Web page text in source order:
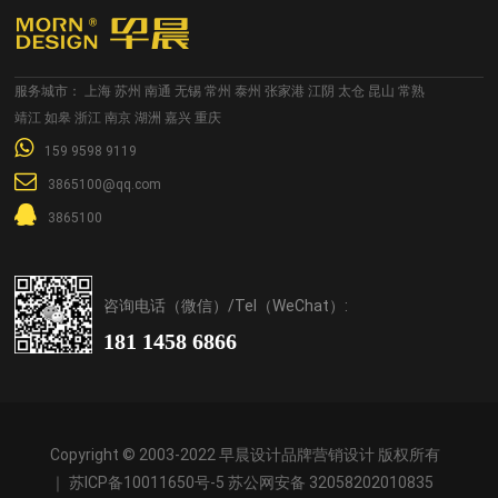
服务城市： 上海 苏州 南通 无锡 常州 泰州 张家港 江阴 太仓 昆山 常熟
靖江 如皋 浙江 南京 湖洲 嘉兴 重庆
159 9598 9119
3865100@qq.com
3865100
咨询电话（微信）/Tel（WeChat）:
181 1458 6866
Copyright © 2003-2022 早晨设计品牌营销设计 版权所有
苏ICP备10011650号-5 苏公网安备 32058202010835